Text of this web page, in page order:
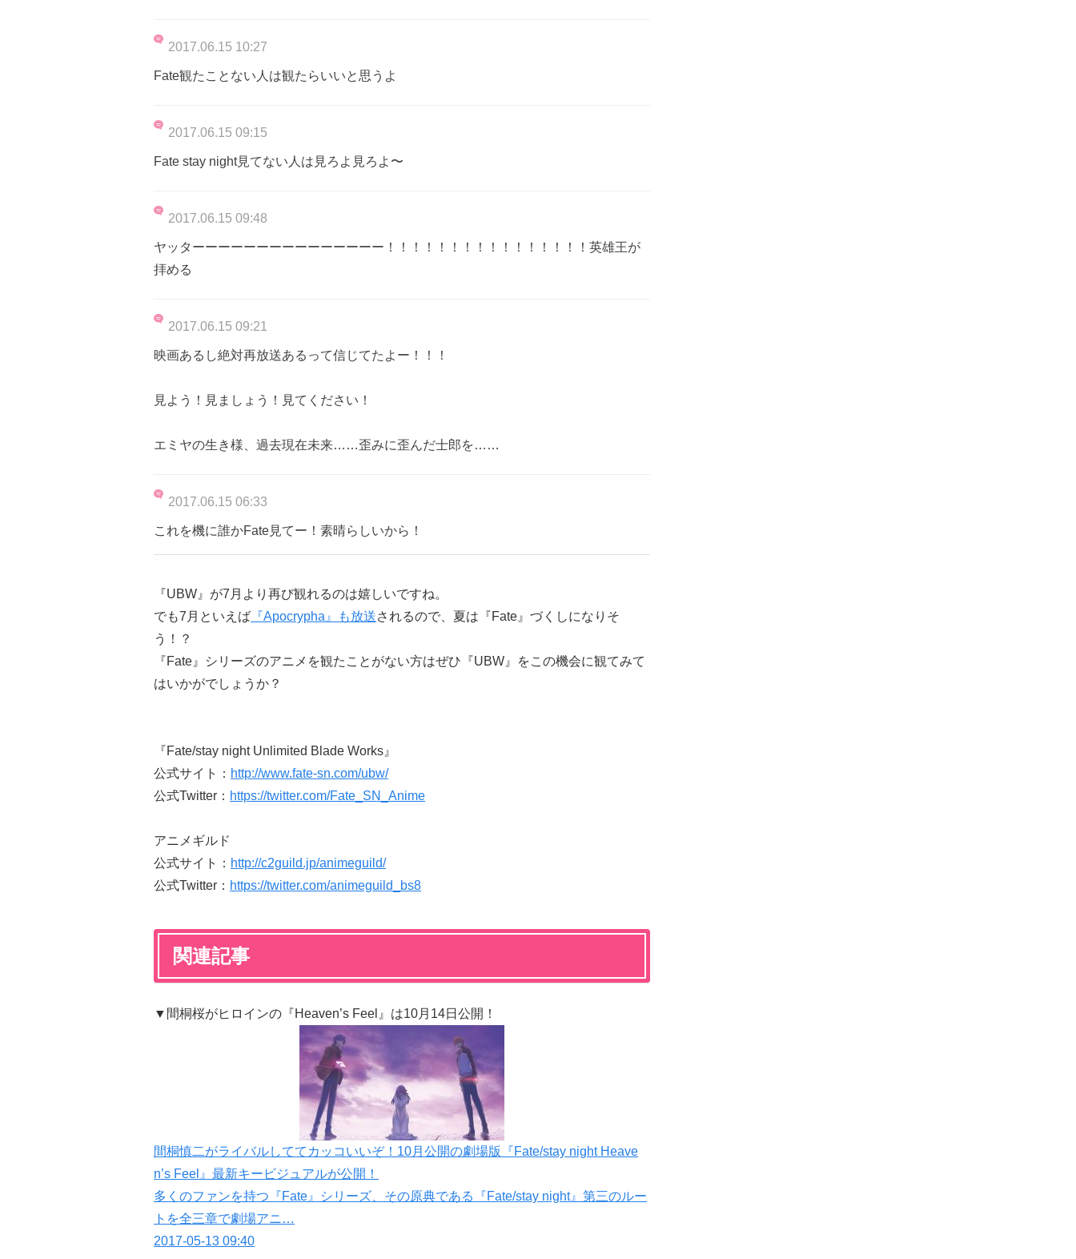
2017.06.15 10:27
Fate観たことない人は観たらいいと思うよ
2017.06.15 09:15
Fate stay night見てない人は見ろよ見ろよ〜
2017.06.15 09:48
ヤッターーーーーーーーーーーーーーー！！！！！！！！！！！！！！！！英雄王が
拝める
2017.06.15 09:21
映画あるし絶対再放送あるって信じてたよー！！！
見よう！見ましょう！見てください！
エミヤの生き様、過去現在未来……歪みに歪んだ士郎を……
2017.06.15 06:33
これを機に誰かFate見てー！素晴らしいから！
『UBW』が7月より再び観れるのは嬉しいですね。
でも7月といえば 『Apocrypha』も放送されるので、夏は『Fate』づくしになりそ
う！？
『Fate』シリーズのアニメを観たことがない方はぜひ『UBW』をこの機会に観てみて
はいかがでしょうか？
『Fate/stay night Unlimited Blade Works』
公式サイト： http://www.fate-sn.com/ubw/
公式Twitter： https://twitter.com/Fate_SN_Anime
アニメギルド
公式サイト： http://c2guild.jp/animeguild/
公式Twitter： https://twitter.com/animeguild_bs8
関連記事
▼間桐桜がヒロインの『Heaven’s Feel』は10月14日公開！
間桐慎二がライバルしててカッコいいぞ！10月公開の劇場版『Fate/stay night Heave
n’s Feel』最新キービジュアルが公開！
多くのファンを持つ『Fate』シリーズ、その原典である『Fate/stay night』第三のルー
トを全三章で劇場アニ…
2017-05-13 09:40